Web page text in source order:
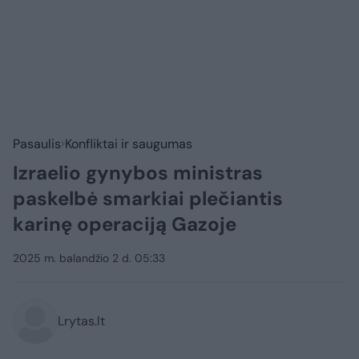
Pasaulis Konfliktai ir saugumas
Izraelio gynybos ministras
paskelbė smarkiai plečiantis
karinę operaciją Gazoje
2025 m. balandžio 2 d. 05:33
Lrytas.lt